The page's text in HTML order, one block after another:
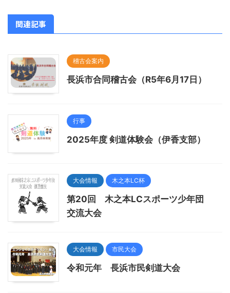
関連記事
稽古会案内
長浜市合同稽古会（R5年6月17日）
行事
2025年度 剣道体験会（伊香支部）
大会情報 木之本LC杯
第20回 木之本LCスポーツ少年団
交流大会
大会情報 市民大会
令和元年 長浜市民剣道大会